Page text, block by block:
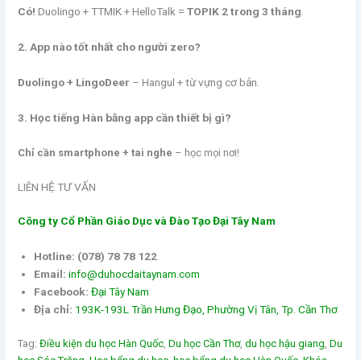
Có! Duolingo + TTMIK + HelloTalk =TOPIK 2 trong 3 tháng.
2. App nào tốt nhất cho người zero?
Duolingo + LingoDeer – Hangul + từ vựng cơ bản.
3. Học tiếng Hàn bằng app cần thiết bị gì?
Chỉ cần smartphone + tai nghe – học mọi nơi!
LIÊN HỆ TƯ VẤN
Công ty Cổ Phần Giáo Dục và Đào Tạo Đại Tây Nam
Hotline: (078) 78 78 122
Email: info@duhocdaitaynam.com
Facebook: Đại Tây Nam
Địa chỉ: 193K-193L Trần Hưng Đạo, Phường Vị Tân, Tp. Cần Thơ
Tag:Điều kiện du học Hàn Quốc , Du học Cần Thơ, du học hậu giang , Du